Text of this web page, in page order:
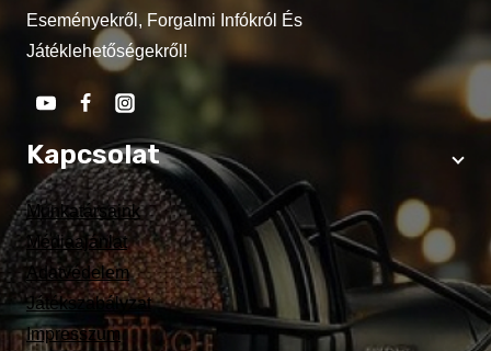
Eseményekről, Forgalmi Infókról És
Játéklehetőségekről!
Kapcsolat
Munkatársaink
Médiaajánlat
Adatvédelem
Játékszabályzat
Impresszum